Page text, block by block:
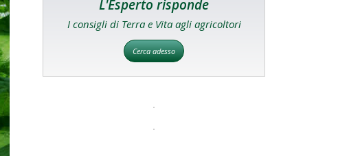
L'Esperto risponde
I consigli di Terra e Vita agli agricoltori
Cerca adesso